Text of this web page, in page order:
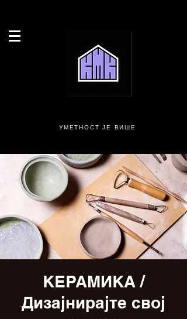
УМЕТНОСТ ЈЕ ВИШЕ
КЕРАМИКА /
Дизајнирајте свој